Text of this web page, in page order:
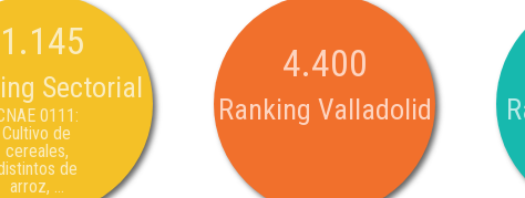
1.145
Sectorial
0111:
Cultivo de
cereales,
de
arroz, ...
4.400
Ranking Valladolid